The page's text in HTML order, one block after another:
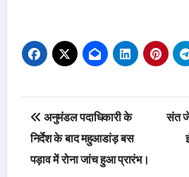
Post
navigation
अनुमंडल पदाधिकारी के
निर्देश के बाद महुआडांड़ बस
पड़ाव में रोना जांच हुआ प्रारंभ।
संत